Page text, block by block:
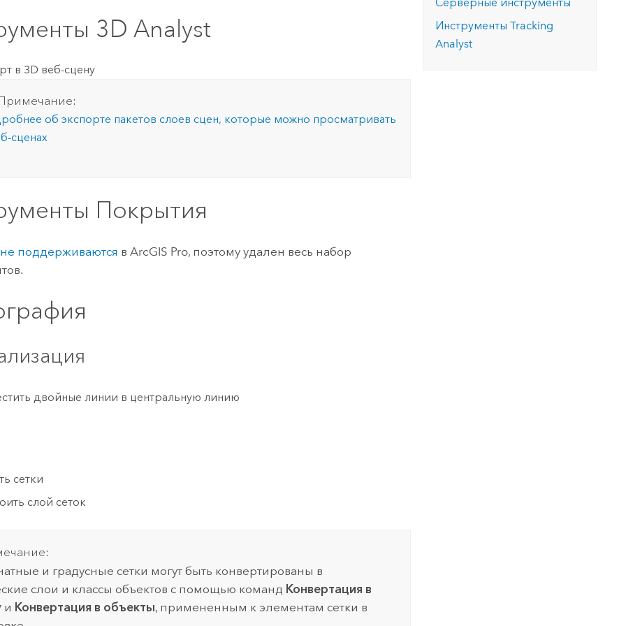
3D Analyst
в 3D веб-сцену
об экспорте пакетов слоев сцен, которые можно просматривать
сценах
Покрытия
не поддерживаются вArcGIS Pro, поэтому удален весь набор
двойные линии в центральную линию
сетки
слой сеток
и градусные сетки могут быть конвертированы в
слои и классы объектов с помощью команд Конвертация в
и Конвертация в объекты, примененным к элементам сетки в
Серверные инструменты
Инструменты Tracking
Analyst